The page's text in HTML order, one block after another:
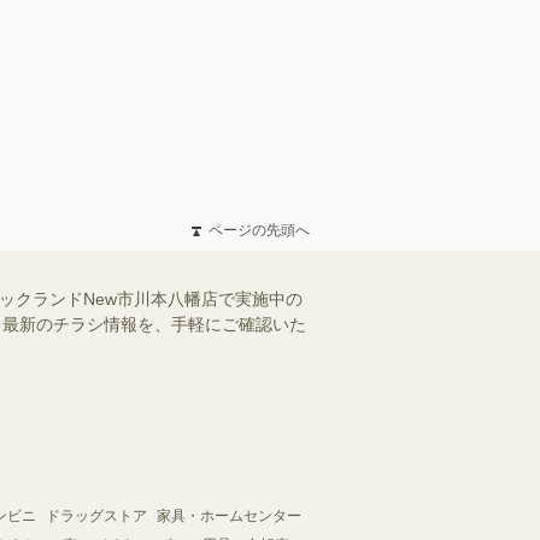
ページの先頭へ
クランドNew市川本八幡店で実施中の
新のチラシ情報を、手軽にご確認いた
ビニ ドラッグストア
家具・ホームセンター